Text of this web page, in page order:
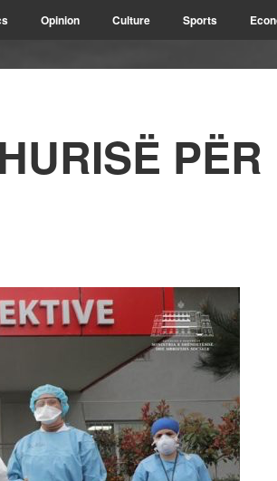
Opinion Culture Sports
PËR